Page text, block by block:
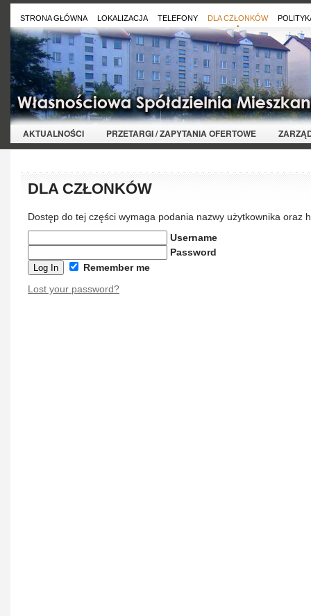
STRONA GŁÓWNA LOKALIZACJA TELEFONY DLA CZŁONKÓW
AKTUALNOŚCI PRZETARGI / ZAPYTANIA OFERTOWE
DLA CZŁONKÓW
Dostęp do tej części wymaga podania nazwy użytkownika oraz
Username
Password
Remember me
Lost your password?